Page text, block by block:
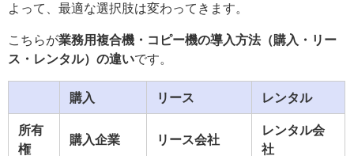
よって、最適な選択肢は変わってきます。
こちらが業務用複合機・コピー機の導入方法（購入・リー
ス・レンタル）の違いです。
購入 リース レンタル
所有
権
購入企業 リース会社
レンタル会
社